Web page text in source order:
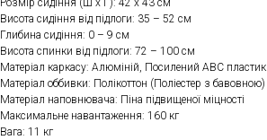
Розмір сидіння (Ш х Г): 42 х 43 см
Висота сидіння від підлоги: 35 – 52 см
Глибина сидіння: 0 – 9 см
Висота спинки від підлоги: 72 – 100 см
Матеріал каркасу: Алюміній, Посилений ABC пластик
Матеріал оббивки: Полікоттон (Поліестер з бавовною)
Матеріал наповнювача: Піна підвищеної міцності
Максимальне навантаження: 160 кг
Вага: 11 кг